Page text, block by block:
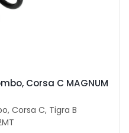
Corsa C MAGNUM
Corsa C, Tigra B